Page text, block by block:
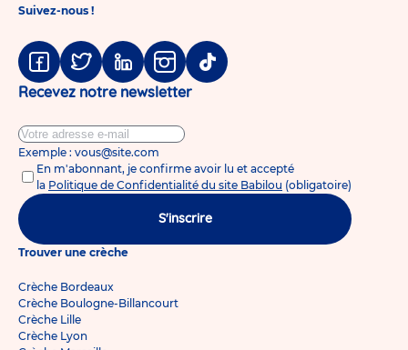
Suivez-nous !
Facebook
TwitterLinkedinInstagram
Tiktok
Recevez notre newsletter
Exemple : vous@site.com
En m'abonnant, je confirme avoir lu et accepté
la Politique de Confidentialité du site Babilou (obligatoire)
S'inscrire
Trouver une crèche
Crèche Bordeaux
Crèche Boulogne-Billancourt
Crèche Lille
Crèche Lyon